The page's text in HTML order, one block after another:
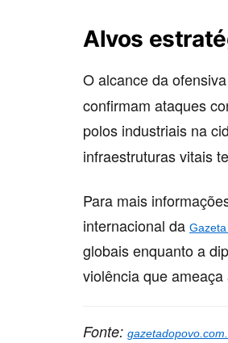
Alvos
O alcance da
confirmam ataques
polos industriais na
infraestruturas vitais
Para mais
internacional da
globais enquanto a
violência que
Fonte: